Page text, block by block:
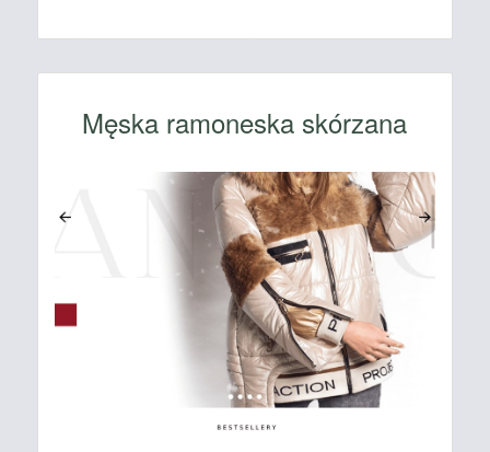
Męska ramoneska skórzana